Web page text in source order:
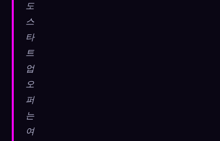
도
스
타
트
업
오
퍼
는
여